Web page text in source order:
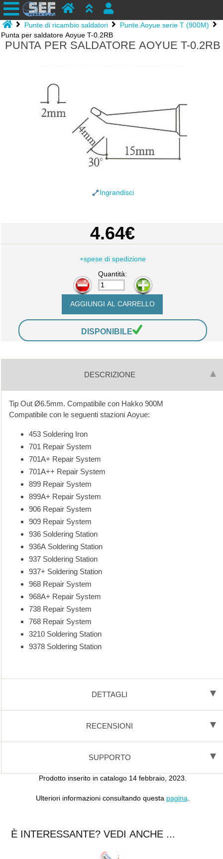
Punte di ricambio saldatori
Punte Aoyue serie T (900M)
Punta per saldatore Aoyue T-0.2RB
PUNTA PER SALDATORE AOYUE T-0.2RB
Ingrandisci
4.64€
+spese di spedizione
Quantità:
-
+
DISPONIBILE
DESCRIZIONE
Tip Out Ø6.5mm. Compatibile con Hakko 900M
Compatibile con le seguenti stazioni Aoyue:
453 Soldering Iron
701 Repair System
701A+ Repair System
701A++ Repair System
899 Repair System
899A+ Repair System
906 Repair System
909 Repair System
936 Soldering Station
936A Soldering Station
937 Soldering Station
937+ Soldering Station
968 Repair System
968A+ Repair System
738 Repair System
768 Repair System
3210 Soldering Station
9378 Soldering Station
DETTAGLI
RECENSIONI
SUPPORTO
Prodotto inserito in catalogo 14 febbraio, 2023.
Ulteriori informazioni consultando questa pagina
È INTERESSANTE? VEDI ANCHE ...